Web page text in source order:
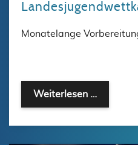
Monatelange
Weiterlesen …